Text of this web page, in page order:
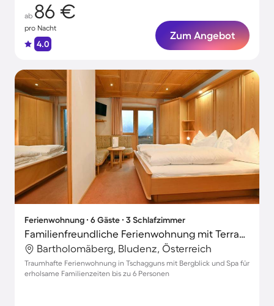
ab 86 €
pro Nacht
4.0
Zum Angebot
Ferienwohnung ∙ 6 Gäste ∙ 3 Schlafzimmer
Familienfreundliche Ferienwohnung mit Terrasse und Grill | Naturblick
Bartholomäberg, Bludenz, Österreich
Traumhafte Ferienwohnung in Tschagguns mit Bergblick und Spa für
erholsame Familienzeiten bis zu 6 Personen